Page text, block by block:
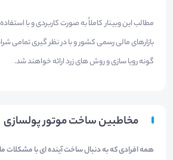
مطالب این وبینار کاملاً به صورت کاربردی و با
بازارهای مالی رسمی کشور و با در نظر گیری تمامی
گونه رویا سازی و روش های زرد ارائه خواهند شد.
مخاطبین ساخت موتور پولسازی
همه افرادی که به دنبال ساخت آینده ای با مشکلات